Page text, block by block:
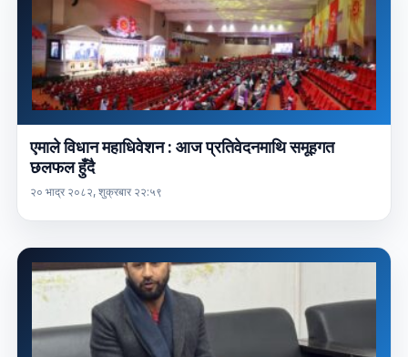
एमाले विधान महाधिवेशन : आज प्रतिवेदनमाथि समूहगत
छलफल हुँदै
२० भाद्र २०८२, शुक्रबार २२:५९